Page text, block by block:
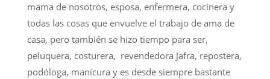
mama de nosotros, esposa, enfermera, cocinera y
todas las cosas que envuelve el trabajo de ama de
casa, pero también se hizo tiempo para ser,
peluquera, costurera, revendedora Jafra, repostera,
podóloga, manicura y es desde siempre bastante